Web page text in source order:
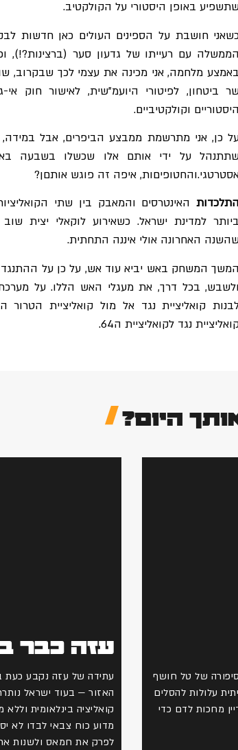
באופן היסטורי על הקולקטיב.
חושבת על הספינים העולים כאן חדשות
הממשלה עם רעייתו של גדעון סער (ברצינות?!),
באמצע מלחמה, אני מכינה את עצמי לכך שבקרוב,
ביטחון, לפיטורי היועמ"שית, לאישור חוק
היסטוריים וקולקטיביים.
כן, אני מתרשמת ממבצע הביפרים, אבל
על ידי אותם אלו שכשלו בשבעה
איפה זה פוגש אותםן?
התלכדותהאינטרסים והמאבק בין שתי
ביותר למדינת ישראל. כשאירוע לוקאלי יצית
האחרונה אולי איננה התחתית.
המשך המשחק באש יביא עוד אש, על כן על
ולשבש, בכל דרך, את מעגלי האש הללו. על מערכת
קואליציית נגד אל מול קואליציית
נגד לקואליציית ה64.
היום?
של טל חושף
עלולות להסלים
מחכות לדם כדי
עזה כבר
עתידה של עזה נקבע כעת
האזור — בעוד ישראל
קואליציה בינלאומית
מדוע כוח צבאי לבדו לא
לפרק את חמאס ולשנות את